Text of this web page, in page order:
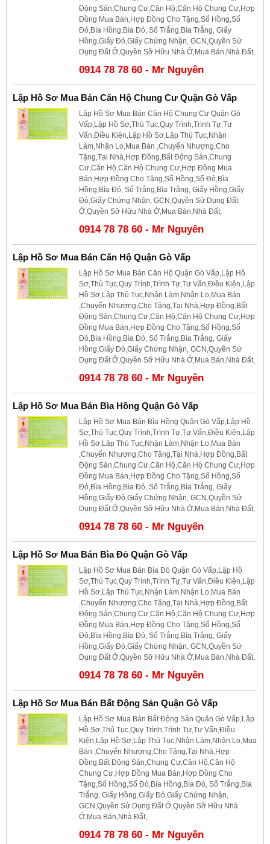
Động Sản,Chung Cư,Căn Hộ,Căn Hộ Chung Cư,Hợp
Đồng Mua Bán,Hợp Đồng Cho Tặng,Sổ Hồng,Sổ
Đỏ,Bìa Hồng,Bìa Đỏ, Sổ Trắng,Bìa Trắng, Giấy
Hồng,Giấy Đỏ,Giấy Chứng Nhận, GCN,Quyền Sử
Dụng Đất Ở,Quyền Sỡ Hữu Nhà Ở,Mua Bán,Nhà Đất,
0914 78 78 60 - Mr Nguyên
Lập Hồ Sơ Mua Bán Căn Hộ Chung Cư Quận Gò Vấp
Lập Hồ Sơ Mua Bán Căn Hộ Chung Cư Quận Gò
Vấp,Lập Hồ Sơ,Thủ Tục,Quy Trình,Trình Tự,Tư
Vấn,Điều Kiện,Lập Hồ Sơ,Lập Thủ Tục,Nhận
Làm,Nhận Lo,Mua Bán ,Chuyển Nhượng,Cho
Tặng,Tại Nhà,Hợp Đồng,Bất Động Sản,Chung
Cư,Căn Hộ,Căn Hộ Chung Cư,Hợp Đồng Mua
Bán,Hợp Đồng Cho Tặng,Sổ Hồng,Sổ Đỏ,Bìa
Hồng,Bìa Đỏ, Sổ Trắng,Bìa Trắng, Giấy Hồng,Giấy
Đỏ,Giấy Chứng Nhận, GCN,Quyền Sử Dụng Đất
Ở,Quyền Sỡ Hữu Nhà Ở,Mua Bán,Nhà Đất,
0914 78 78 60 - Mr Nguyên
Lập Hồ Sơ Mua Bán Căn Hộ Quận Gò Vấp
Lập Hồ Sơ Mua Bán Căn Hộ Quận Gò Vấp,Lập Hồ
Sơ,Thủ Tục,Quy Trình,Trình Tự,Tư Vấn,Điều Kiện,Lập
Hồ Sơ,Lập Thủ Tục,Nhận Làm,Nhận Lo,Mua Bán
,Chuyển Nhượng,Cho Tặng,Tại Nhà,Hợp Đồng,Bất
Động Sản,Chung Cư,Căn Hộ,Căn Hộ Chung Cư,Hợp
Đồng Mua Bán,Hợp Đồng Cho Tặng,Sổ Hồng,Sổ
Đỏ,Bìa Hồng,Bìa Đỏ, Sổ Trắng,Bìa Trắng, Giấy
Hồng,Giấy Đỏ,Giấy Chứng Nhận, GCN,Quyền Sử
Dụng Đất Ở,Quyền Sỡ Hữu Nhà Ở,Mua Bán,Nhà Đất,
0914 78 78 60 - Mr Nguyên
Lập Hồ Sơ Mua Bán Bìa Hồng Quận Gò Vấp
Lập Hồ Sơ Mua Bán Bìa Hồng Quận Gò Vấp,Lập Hồ
Sơ,Thủ Tục,Quy Trình,Trình Tự,Tư Vấn,Điều Kiện,Lập
Hồ Sơ,Lập Thủ Tục,Nhận Làm,Nhận Lo,Mua Bán
,Chuyển Nhượng,Cho Tặng,Tại Nhà,Hợp Đồng,Bất
Động Sản,Chung Cư,Căn Hộ,Căn Hộ Chung Cư,Hợp
Đồng Mua Bán,Hợp Đồng Cho Tặng,Sổ Hồng,Sổ
Đỏ,Bìa Hồng,Bìa Đỏ, Sổ Trắng,Bìa Trắng, Giấy
Hồng,Giấy Đỏ,Giấy Chứng Nhận, GCN,Quyền Sử
Dụng Đất Ở,Quyền Sỡ Hữu Nhà Ở,Mua Bán,Nhà Đất,
0914 78 78 60 - Mr Nguyên
Lập Hồ Sơ Mua Bán Bìa Đỏ Quận Gò Vấp
Lập Hồ Sơ Mua Bán Bìa Đỏ Quận Gò Vấp,Lập Hồ
Sơ,Thủ Tục,Quy Trình,Trình Tự,Tư Vấn,Điều Kiện,Lập
Hồ Sơ,Lập Thủ Tục,Nhận Làm,Nhận Lo,Mua Bán
,Chuyển Nhượng,Cho Tặng,Tại Nhà,Hợp Đồng,Bất
Động Sản,Chung Cư,Căn Hộ,Căn Hộ Chung Cư,Hợp
Đồng Mua Bán,Hợp Đồng Cho Tặng,Sổ Hồng,Sổ
Đỏ,Bìa Hồng,Bìa Đỏ, Sổ Trắng,Bìa Trắng, Giấy
Hồng,Giấy Đỏ,Giấy Chứng Nhận, GCN,Quyền Sử
Dụng Đất Ở,Quyền Sỡ Hữu Nhà Ở,Mua Bán,Nhà Đất,
0914 78 78 60 - Mr Nguyên
Lập Hồ Sơ Mua Bán Bất Động Sản Quận Gò Vấp
Lập Hồ Sơ Mua Bán Bất Động Sản Quận Gò Vấp,Lập
Hồ Sơ,Thủ Tục,Quy Trình,Trình Tự,Tư Vấn,Điều
Kiện,Lập Hồ Sơ,Lập Thủ Tục,Nhận Làm,Nhận Lo,Mua
Bán ,Chuyển Nhượng,Cho Tặng,Tại Nhà,Hợp
Đồng,Bất Động Sản,Chung Cư,Căn Hộ,Căn Hộ
Chung Cư,Hợp Đồng Mua Bán,Hợp Đồng Cho
Tặng,Sổ Hồng,Sổ Đỏ,Bìa Hồng,Bìa Đỏ, Sổ Trắng,Bìa
Trắng, Giấy Hồng,Giấy Đỏ,Giấy Chứng Nhận,
GCN,Quyền Sử Dụng Đất Ở,Quyền Sỡ Hữu Nhà
Ở,Mua Bán,Nhà Đất,
0914 78 78 60 - Mr Nguyên